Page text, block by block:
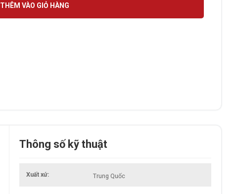
THÊM VÀO GIỎ HÀNG
Thông số kỹ thuật
Xuất xứ Trung Quốc